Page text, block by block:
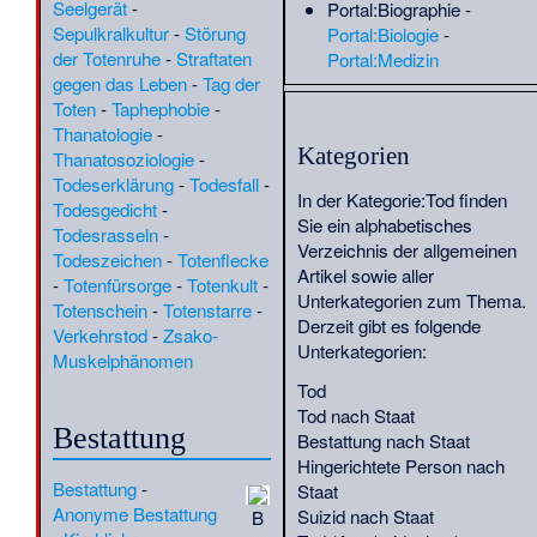
Auferweckung des
Lazarus (Eduard von
Gebhardt)·
Waldfriedhof Solingen
11. Jan.:La Chambre
de Mariana·
Friedhof·Die
Ermordung der Söhne
Eduards IV.·
Stolpersteine in der
Provinz Albacete·
Mariä Himmelfahrt
(Frauenreuth)·St.
Mariä Himmelfahrt
(Ilișești)
Mariä Himmelfahrt
(Förnbach)·
Stolperstein von El
Grado
(201)
Abd al-Halim an-Nimr(
Abul Gharib(G)·Achilleas
Vasiliadis(QS-10.1.)·Adolph
Dalsey
W · Aeolodon
Agilulf (Sueben)
Akira Kurosawa(FF)·
Alcmonavis (BIO)·Alexander
von Berckefeldt(QS-23.1.)·
Alice Pruvot-Fol(BIO)·
Unger(QS-13.1.)·Andrei
Mitrofanowitsch
Kischewatow(G)·Anschlag
(E)·
Antecrocodylus(BIO
Anthony Julian Huxley(BIO)
António de Jesus(CHR)·
Anysia von
Thessaloniki(CHR)·
Seelgerät-
Sepulkralkultur-Störung
der Totenruhe-Straftaten
gegen das Leben-Tag der
Toten-Taphephobie-
Thanatologie-
Thanatosoziologie-
Todeserklärung-Todesfall-
Todesgedicht-
Todesrasseln-
Todeszeichen-Totenflecke
-Totenfürsorge-Totenkult-
Totenschein-Totenstarre-
Verkehrstod-Zsako-
Muskelphänomen
Bestattung
B
Bestattung-
Anonyme Bestattung
Portal:Biographie-
Portal:Biologie-
Portal:Medizin
Kategorien
In der Kategorie:Todfinden
Sie ein alphabetisches
Verzeichnis der allgemeinen
Artikel sowie aller
Unterkategorien zum Thema.
Derzeit gibt es folgende
Unterkategorien:
Tod
Tod nach Staat
Bestattung nach Staat
Hingerichtete Person nach
Staat
Suizid nach Staat